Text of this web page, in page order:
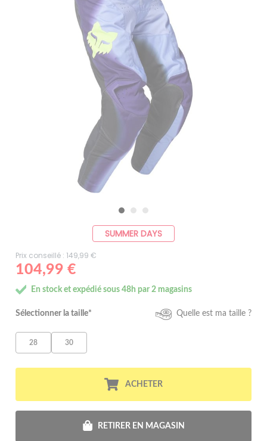
SUMMER DAYS
Prix conseillé : 149,99 €
104,99 €
En stock et expédié sous 48h par 2 magasins
Sélectionner la taille* Quelle est ma taille ?
28 30
ACHETER
RETIRER EN MAGASIN